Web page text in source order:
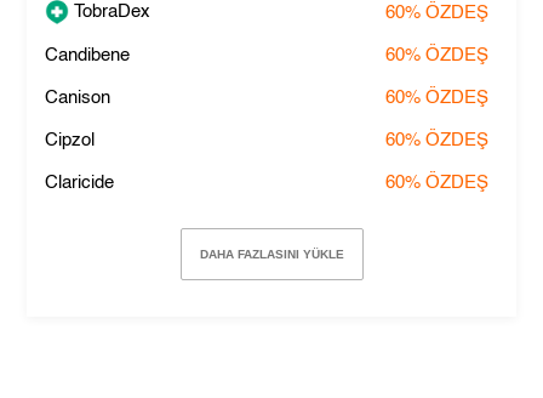
TobraDex 60% ÖZDEŞ
Candibene 60% ÖZDEŞ
Canison 60% ÖZDEŞ
Cipzol 60% ÖZDEŞ
Claricide 60% ÖZDEŞ
DAHA FAZLASINI YÜKLE